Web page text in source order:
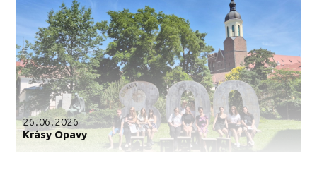
26.06.2026
Krásy Opavy